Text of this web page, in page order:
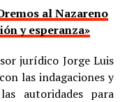
al Nazareno
y esperanza»
jurídico Jorge Luis
las indagaciones y
autoridades para